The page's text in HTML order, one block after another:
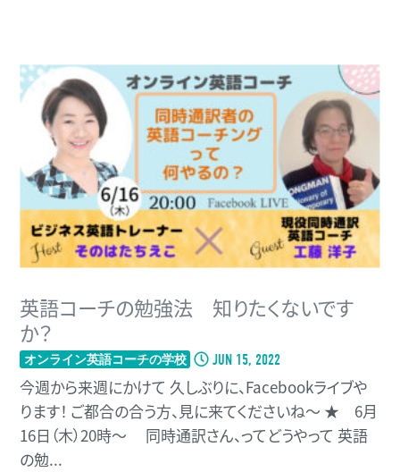
英語コーチの勉強法 知りたくないです
か？
オンライン英語コーチの学校 JUN 15, 2022
今週から来週にかけて 久しぶりに、Facebookライブや
ります！ ご都合の合う方、見に来てくださいね〜 ★ 6月
16日（木）20時〜 同時通訳さん、ってどうやって 英語
の勉...